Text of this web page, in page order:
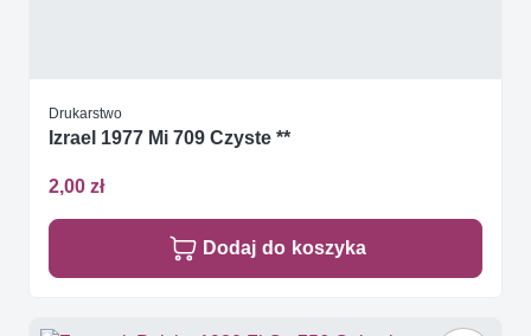
Drukarstwo
Izrael 1977 Mi 709 Czyste **
2,00 zł
Dodaj do koszyka